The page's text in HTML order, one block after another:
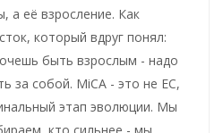
а её взросление. Как
который вдруг понял:
быть взрослым - надо
за собой. MiCA - это не ЕС,
этап эволюции. Мы